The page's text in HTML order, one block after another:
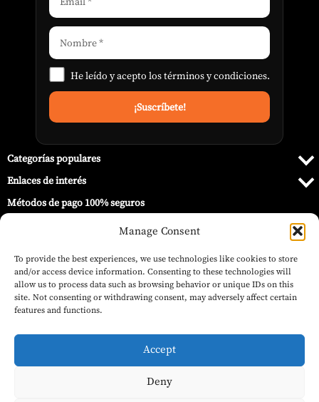
Manage Consent
To provide the best experiences, we use technologies like cookies to store
and/or access device information. Consenting to these technologies will
allow us to process data such as browsing behavior or unique IDs on this
site. Not consenting or withdrawing consent, may adversely affect certain
features and functions.
Accept
Deny
He leído y acepto lostérminos y condiciones.
Categorías populares
Enlaces de interés
Métodos de pago 100% seguros
© 2026 Barbecue World ®.